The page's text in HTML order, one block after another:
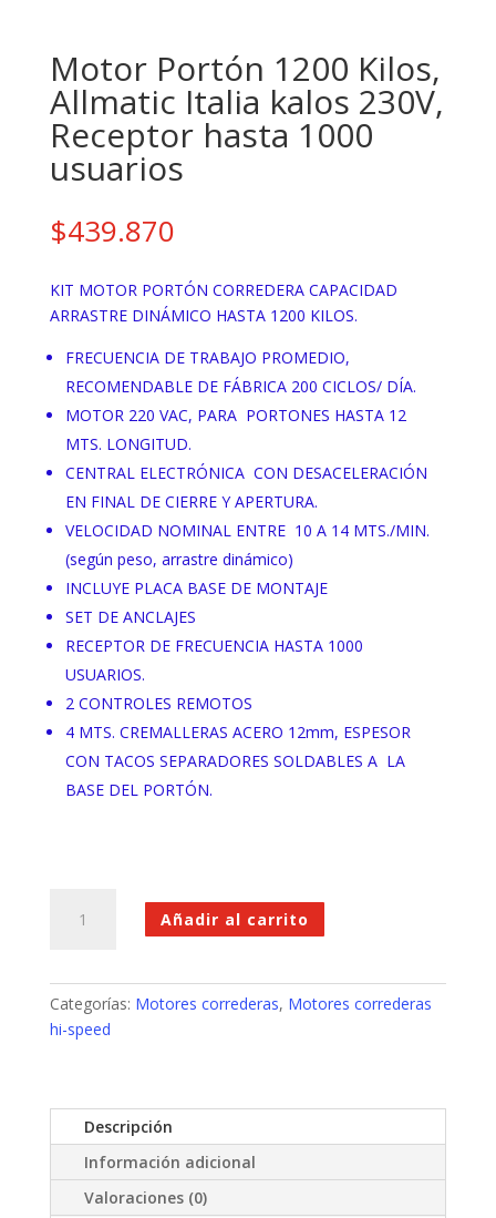
Motor Portón 1200 Kilos,
Allmatic Italia kalos 230V,
Receptor hasta 1000
usuarios
$439.870
KIT MOTOR PORTÓN CORREDERA CAPACIDAD
ARRASTRE DINÁMICO HASTA 1200 KILOS.
FRECUENCIA DE TRABAJO PROMEDIO,
RECOMENDABLE DE FÁBRICA 200 CICLOS/ DÍA.
MOTOR 220 VAC, PARA PORTONES HASTA 12
MTS. LONGITUD.
CENTRAL ELECTRÓNICA CON DESACELERACIÓN
EN FINAL DE CIERRE Y APERTURA.
VELOCIDAD NOMINAL ENTRE 10 A 14 MTS./MIN.
(según peso, arrastre dinámico)
INCLUYE PLACA BASE DE MONTAJE
SET DE ANCLAJES
RECEPTOR DE FRECUENCIA HASTA 1000
USUARIOS.
2 CONTROLES REMOTOS
4 MTS. CREMALLERAS ACERO 12mm, ESPESOR
CON TACOS SEPARADORES SOLDABLES A LA
BASE DEL PORTÓN.
Portón
Allmatic
Italia
Receptor
hasta
usuarios
cantidad
Añadir al carrito
Categorías: Motores correderas, Motores correderas
hi-speed
Descripción
Información adicional
Valoraciones (0)